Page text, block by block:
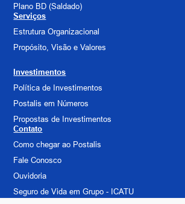
Plano BD (Saldado)
Serviços
Estrutura Organizacional
Propósito, Visão e Valores
Investimentos
Política de Investimentos
Postalis em Números
Propostas de Investimentos
Contato
Como chegar ao Postalis
Fale Conosco
Ouvidoria
Seguro de Vida em Grupo - ICATU